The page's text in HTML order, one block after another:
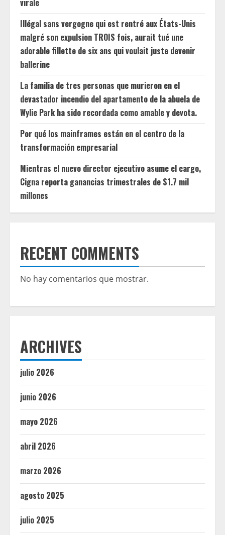
virale
Illégal sans vergogne qui est rentré aux États-Unis
malgré son expulsion TROIS fois, aurait tué une
adorable fillette de six ans qui voulait juste devenir
ballerine
La familia de tres personas que murieron en el
devastador incendio del apartamento de la abuela de
Wylie Park ha sido recordada como amable y devota.
Por qué los mainframes están en el centro de la
transformación empresarial
Mientras el nuevo director ejecutivo asume el cargo,
Cigna reporta ganancias trimestrales de $1.7 mil
millones
RECENT COMMENTS
No hay comentarios que mostrar.
ARCHIVES
julio 2026
junio 2026
mayo 2026
abril 2026
marzo 2026
agosto 2025
julio 2025